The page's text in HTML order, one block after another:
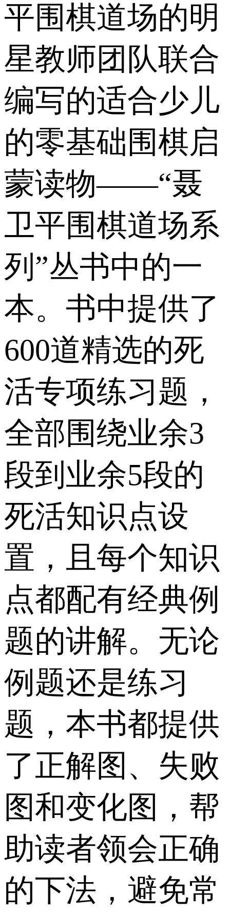
平围棋道场的明
星教师团队联合
编写的适合少儿
的零基础围棋启
蒙读物——“聂
卫平围棋道场系
列”丛书中的一
本。书中提供了
600道精选的死
活专项练习题，
全部围绕业余3
段到业余5段的
死活知识点设
置，且每个知识
点都配有经典例
题的讲解。无论
例题还是练习
题，本书都提供
了正解图、失败
图和变化图，帮
助读者领会正确
的下法，避免常